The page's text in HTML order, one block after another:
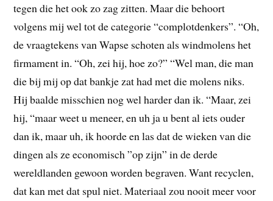
tegen die het ook zo zag zitten. Maar die behoort
volgens mij wel tot de categorie “complotdenkers”. “Oh,
de vraagtekens van Wapse schoten als windmolens het
firmament in. “Oh, zei hij, hoe zo?” “Wel man, die man
die bij mij op dat bankje zat had met die molens niks.
Hij baalde misschien nog wel harder dan ik. “Maar, zei
hij, “maar weet u meneer, en uh ja u bent al iets ouder
dan ik, maar uh, ik hoorde en las dat de wieken van die
dingen als ze economisch ”op zijn” in de derde
wereldlanden gewoon worden begraven. Want recyclen,
dat kan met dat spul niet. Materiaal zou nooit meer voor